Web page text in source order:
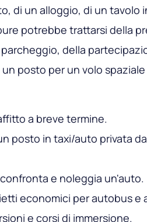
di un alloggio, di un tavolo
potrebbe trattarsi della
della
posto per un volo
a breve termine.
posto in taxi/auto privata
e noleggia un'auto.
economici per autobus e
e corsi di immersione.